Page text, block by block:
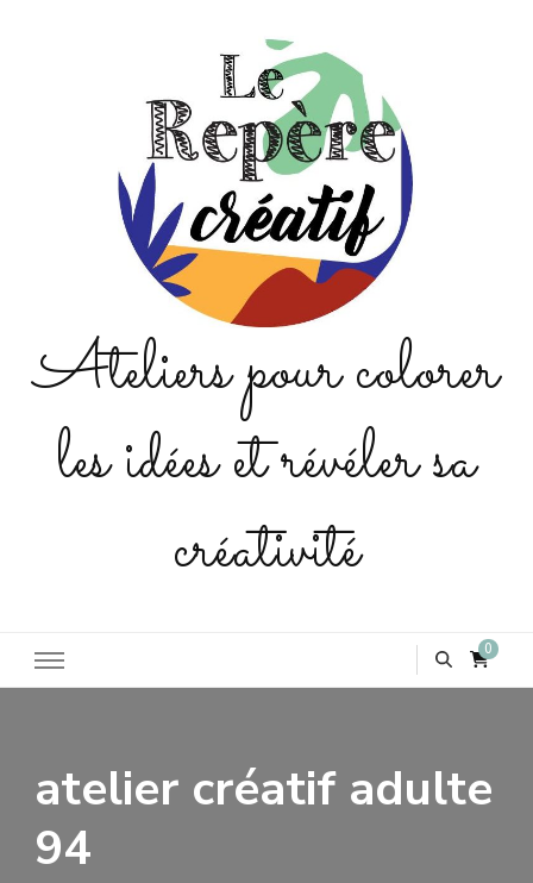
Ateliers pour colorer
les idées et révéler sa
créativité
0
atelier créatif adulte
94